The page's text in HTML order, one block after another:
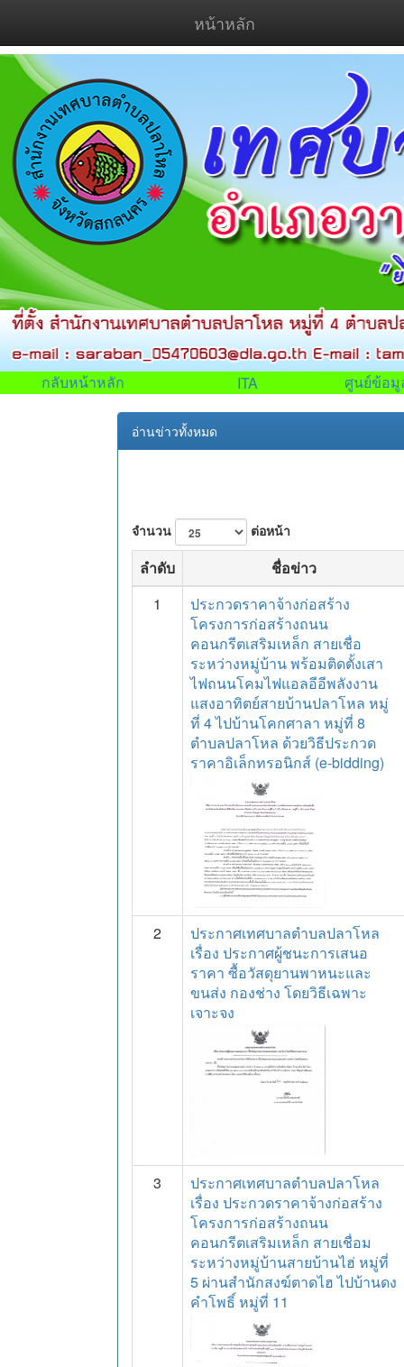
หน้าหลัก
กลับหน้าหลัก ITA ศูนย์ข้อมู
อ่านข่าวทั้งหมด
จำนวน ต่อหน้า
ลำดับ
ชื่อข่าว
1
ประกวดราคาจ้างก่อสร้าง
โครงการก่อสร้างถนน
คอนกรีตเสริมเหล็ก สายเชื่อ
ระหว่างหมู่บ้าน พร้อมติดตั้งเสา
ไฟถนนโคมไฟแอลอีอีพลังงาน
แสงอาทิตย์สายบ้านปลาโหล หมู่
ที่ 4 ไปบ้านโคกศาลา หมู่ที่ 8
ตำบลปลาโหล ด้วยวิธีประกวด
ราคาอิเล็กทรอนิกส์ (e-bidding)
2
ประกาศเทศบาลตำบลปลาโหล
เรื่อง ประกาศผู้ชนะการเสนอ
ราคา ซื้อวัสดุยานพาหนะและ
ขนส่ง กองช่าง โดยวิธีเฉพาะ
เจาะจง
3
ประกาศเทศบาลตำบลปลาโหล
เรื่อง ประกวดราคาจ้างก่อสร้าง
โครงการก่อสร้างถนน
คอนกรีตเสริมเหล็ก สายเชื่อม
ระหว่างหมู่บ้านสายบ้านไฮ่ หมู่ที่
5 ผ่านสำนักสงฆ์ตาดไฮ ไปบ้านดง
คำโพธิ์ หมู่ที่ 11